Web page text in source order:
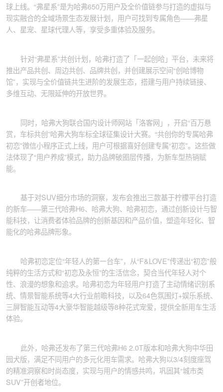
球上线。“弗星系”是为哈弗650万用户及全价值链参与打造的虚拟与
现实融合的全域场景生态发展计划，用户可找到专属角色——弗星
人、星宠、星球代理人等，享受多重体验及服务。
针对“弗星系”共创计划，哈弗打造了「一起创哈」平台，未来将
推出产品共创、周边共创、品牌共创，并创建展示空间“创哈博物
馆”，实现与全价值链共生进阶的发展生态，搭建与用户持续链接、
多维互动、无限延伸的开放世界。
同时，哈弗大狗联合国内设计师网站「洛客网」，开启“百万悬
赏，车标共创”哈弗大狗车标全球征集设计大赛。“共创你的专属哈弗
初恋”微信小程序正式上线，用户可根据喜好创建专属“初恋”。这些做
法体现了“用户养成”模式，助力品牌破圈层传播，为新车型热销赋
能。
基于对SUV细分市场的洞察，发布会推出三款基于柠檬平台打造
的新车——第三代哈弗H6、哈弗大狗、哈弗初恋，通过创新设计与智
能科技，让消费者体验品牌的创新基因和产品价值，塑造年轻化、智
能化的哈弗品牌形象。
哈弗初恋定位“年轻人的第一台车”，从“F&LOVE”传递出“初恋”般
纯粹的生活方式和“初恋及永恒”的生活信念，契合当代年轻人对个
性、浪漫的想象和追求。哈弗初恋为年轻用户打造了主动情绪识别系
统、情景智能系统等4大行业前瞻科技，以及64色氛围灯+娱乐系统、
三屏智能互动等4大豪华智能越级等8种花式宠爱，提供全新用车生活
体验。
此外，哈弗还发布了第三代哈弗H6 2.0T版本和哈弗大狗中华田
园犬版，满足不同用户的多元化用车需求。哈弗大狗以3/4刻度座驾
的精准洞察和时尚态度，实现与用户的情感共鸣，巩固其“城市类
SUV”开创者地位。